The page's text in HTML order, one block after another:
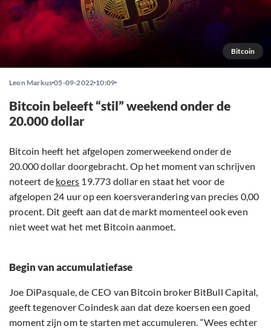
Bitcoin
Leon Markus 05-09-2022 10:09
Bitcoin beleeft “stil” weekend onder de
20.000 dollar
Bitcoin heeft het afgelopen zomerweekend onder de
20.000 dollar doorgebracht. Op het moment van schrijven
noteert de koers 19.773 dollar en staat het voor de
afgelopen 24 uur op een koersverandering van precies 0,00
procent. Dit geeft aan dat de markt momenteel ook even
niet weet wat het met Bitcoin aanmoet.
Begin van accumulatiefase
Joe DiPasquale, de CEO van Bitcoin broker BitBull Capital,
geeft tegenover Coindesk aan dat deze koersen een goed
moment zijn om te starten met accumuleren. “Wees echter